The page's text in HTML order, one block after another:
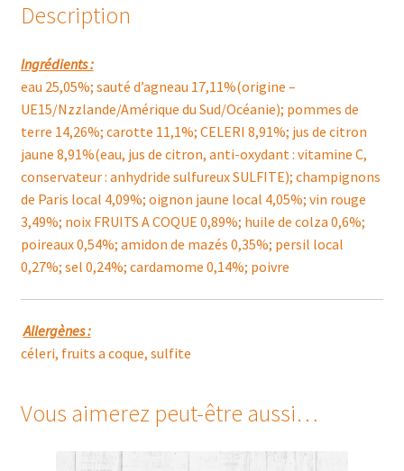
Description
Ingrédients :
eau 25,05%; sauté d’agneau 17,11%(origine –
UE15/Nzzlande/Amérique du Sud/Océanie); pommes de
terre 14,26%; carotte 11,1%; CELERI 8,91%; jus de citron
jaune 8,91%(eau, jus de citron, anti-oxydant : vitamine C,
conservateur : anhydride sulfureux SULFITE); champignons
de Paris local 4,09%; oignon jaune local 4,05%; vin rouge
3,49%; noix FRUITS A COQUE 0,89%; huile de colza 0,6%;
poireaux 0,54%; amidon de mazés 0,35%; persil local
0,27%; sel 0,24%; cardamome 0,14%; poivre
Allergènes :
céleri, fruits a coque, sulfite
Vous aimerez peut-être aussi…